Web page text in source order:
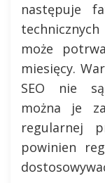
następuje
może
miesięcy.
SEO nie są
można je
regularnej
powinien